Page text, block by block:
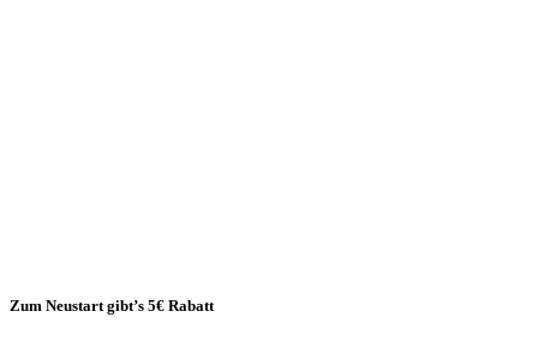
Zum Neustart gibt’s 5€ Rabatt